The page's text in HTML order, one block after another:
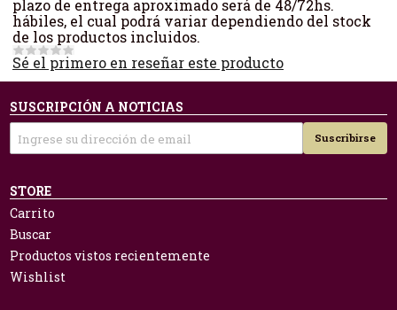
plazo de entrega aproximado será de 48/72hs.
hábiles, el cual podrá variar dependiendo del stock
de los productos incluidos.
Sé el primero en reseñar este producto
SUSCRIPCIÓN A NOTICIAS
Suscribirse
STORE
Carrito
Buscar
Productos vistos recientemente
Wishlist